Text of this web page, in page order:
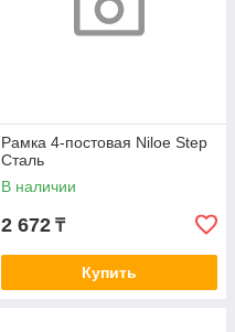
Рамка 4-постовая Niloe Step
Сталь
В наличии
2 672 ₸
Купить